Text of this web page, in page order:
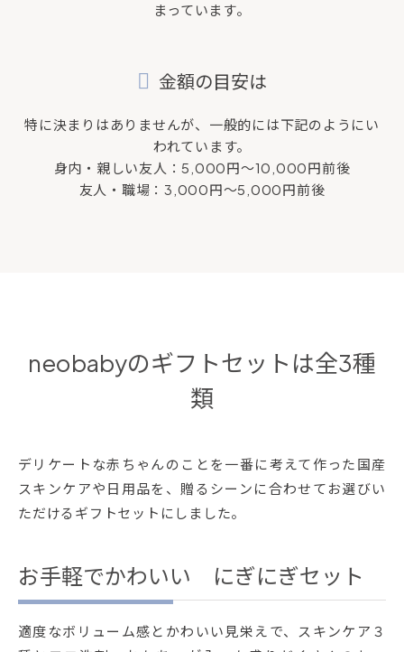
まっています。
金額の目安は
特に決まりはありませんが、一般的には下記のようにい
われています。
身内・親しい友人：5,000円～10,000円前後
友人・職場：3,000円～5,000円前後
neobabyのギフトセットは全3種
類
デリケートな赤ちゃんのことを一番に考えて作った国産
スキンケアや日用品を、贈るシーンに合わせてお選びい
ただけるギフトセットにしました。
お手軽でかわいい にぎにぎセット
適度なボリューム感とかわいい見栄えで、スキンケア３